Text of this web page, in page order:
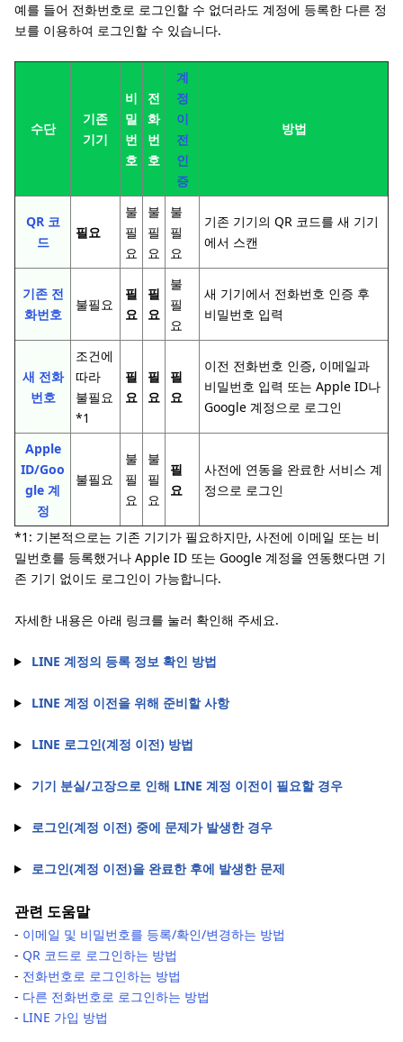
예를 들어 전화번호로 로그인할 수 없더라도 계정에 등록한 다른 정
보를 이용하여 로그인할 수 있습니다.
수단
기존
기기
비
밀
번
호
전
화
번
호
계
정
이
전
인
증
방법
QR 코
드
필요
불
필
요
불
필
요
불
필
요
기존 기기의 QR 코드를 새 기기
에서 스캔
기존 전
화번호
불필요
필
요
필
요
불
필
요
새 기기에서 전화번호 인증 후
비밀번호 입력
새 전화
번호
조건에
따라
불필요
*1
필
요
필
요
필
요
이전 전화번호 인증, 이메일과
비밀번호 입력 또는 Apple ID나
Google 계정으로 로그인
Apple
ID/Goo
gle 계
정
불필요
불
필
요
불
필
요
필
요
사전에 연동을 완료한 서비스 계
정으로 로그인
*1: 기본적으로는 기존 기기가 필요하지만, 사전에 이메일 또는 비
밀번호를 등록했거나 Apple ID 또는 Google 계정을 연동했다면 기
존 기기 없이도 로그인이 가능합니다.
자세한 내용은 아래 링크를 눌러 확인해 주세요.
LINE 계정의 등록 정보 확인 방법
LINE 계정 이전을 위해 준비할 사항
LINE 로그인(계정 이전) 방법
기기 분실/고장으로 인해 LINE 계정 이전이 필요할 경우
로그인(계정 이전) 중에 문제가 발생한 경우
로그인(계정 이전)을 완료한 후에 발생한 문제
관련 도움말
- 이메일 및 비밀번호를 등록/확인/변경하는 방법
- QR 코드로 로그인하는 방법
- 전화번호로 로그인하는 방법
- 다른 전화번호로 로그인하는 방법
- LINE 가입 방법